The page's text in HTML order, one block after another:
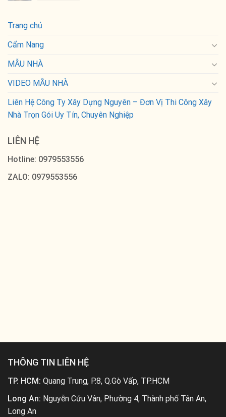
Trang chủ
Cẩm Nang
MẪU NHÀ
VIDEO MẪU NHÀ
Liên Hệ Công Ty Xây Dựng Nguyên – Đơn Vị Thi Công Xây
Nhà Trọn Gói Uy Tín, Chuyên Nghiệp
LIÊN HỆ
Hotline: 0979553556
ZALO: 0979553556
THÔNG TIN LIÊN HỆ
TP. HCM: Quang Trung, P.8, Q.Gò Vấp, TP.HCM
Long An: Nguyễn Cửu Vân, Phường 4, Thành phố Tân An,
Long An